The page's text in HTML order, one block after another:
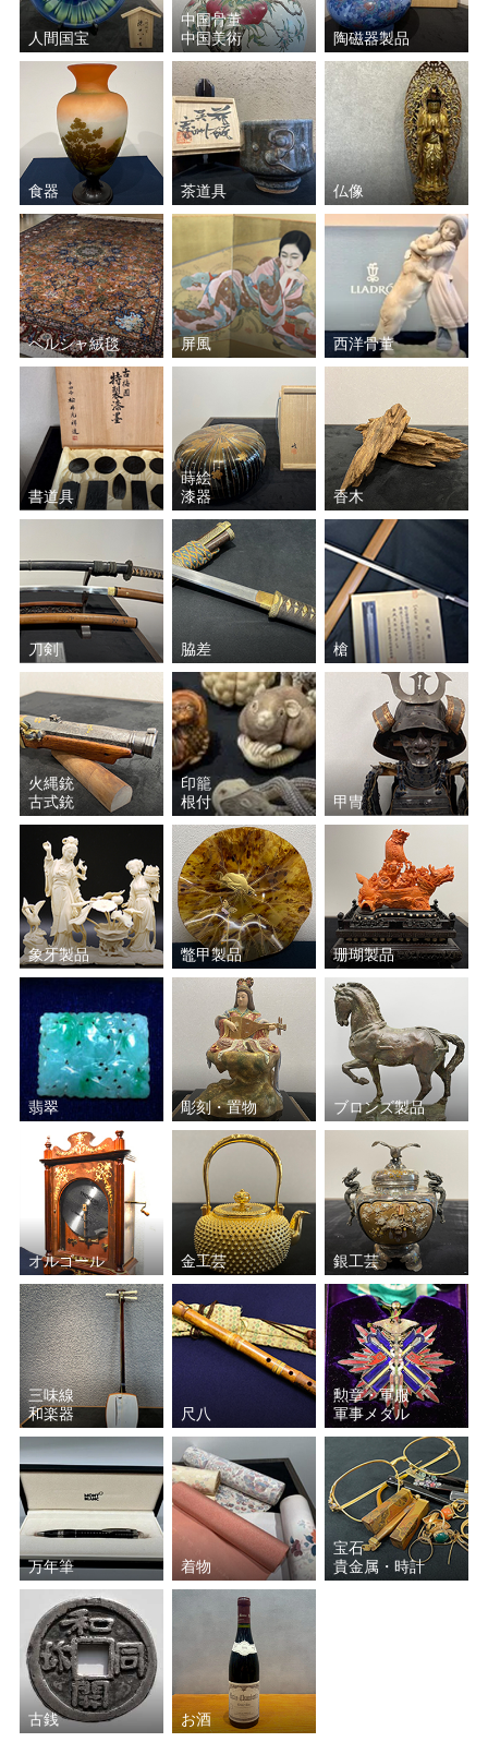
寺井 重三 鈴木 政輝
井口 由多可 栗原 喜依子
塗師 祥一郎 マリー・ローランサン
織田 廣喜 グスタフ・クリムト
前川 強 萬 鉄五郎
藤井 勉 田染 幸雄
和田 英作 平川 敏夫
鈴木 信太郎 五味 悌四郎
平賀 亀祐
Ｊ.トレンツ・リャド 山口 華楊
ジャン＝ピエール・カシニ
ョール
斎藤 真一
田崎 広助 原 精一
ジャン・ジャンセン
クリスチャン・リース・ラ
ッセン
ミッシェル・バテュ 元永 定正
斎藤 清 岡田 三郎助
小林 和作 上村 松篁
上田 臥牛
小倉 遊亀 西村 龍介
安食 慎太郎 池田 満寿夫
福井 良之助 小磯 良平
山下 清 アンドレ・ブラジリエ
脇田 和 彼末 宏
辻村 史朗 東郷 青児
小田切 訓
人間国宝
中国骨董
中国美術
陶磁器製品
食器 茶道具 仏像
ペルシャ絨毯 屏風 西洋骨董
書道具
蒔絵
漆器
香木
刀剣 脇差 槍
火縄銃
古式銃
印籠
根付
甲冑
象牙製品 鼈甲製品 珊瑚製品
翡翠 彫刻・置物 ブロンズ製品
オルゴール 金工芸 銀工芸
三味線
和楽器
尺八
勲章・軍服
軍事メダル
万年筆 着物
宝石
貴金属・時計
古銭 お酒